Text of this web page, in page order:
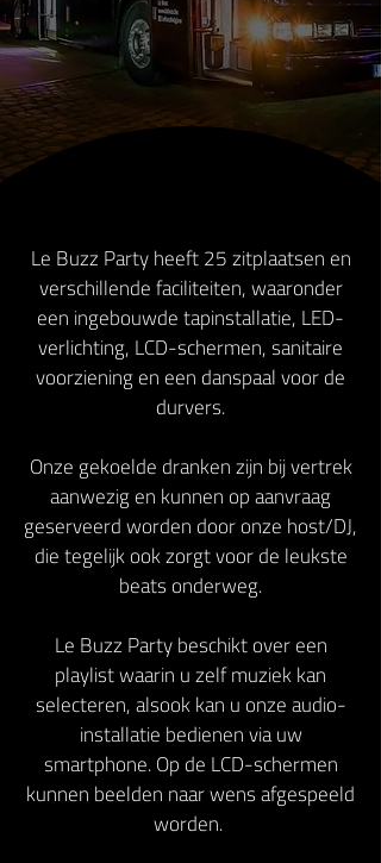
Le Buzz Party heeft 25 zitplaatsen en
verschillende faciliteiten, waaronder
een ingebouwde tapinstallatie, LED-
verlichting, LCD-schermen, sanitaire
voorziening en een danspaal voor de
durvers.
Onze gekoelde dranken zijn bij vertrek
aanwezig en kunnen op aanvraag
geserveerd worden door onze host/DJ,
die tegelijk ook zorgt voor de leukste
beats onderweg.
Le Buzz Party beschikt over een
playlist waarin u zelf muziek kan
selecteren, alsook kan u onze audio-
installatie bedienen via uw
smartphone. Op de LCD-schermen
kunnen beelden naar wens afgespeeld
worden.